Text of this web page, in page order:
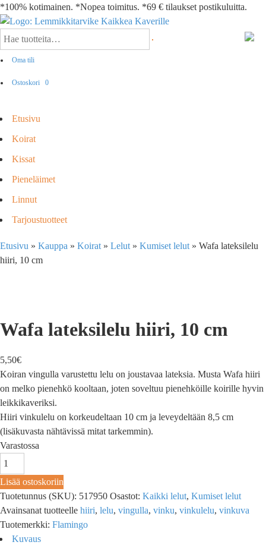
*100% kotimainen. *Nopea toimitus. *69 € tilaukset postikuluitta.
Oma tili
Ostoskori 0
Etusivu
Koirat
Kissat
Pieneläimet
Linnut
Tarjoustuotteet
Etusivu » Kauppa » Koirat » Lelut » Kumiset lelut » Wafa lateksilelu
hiiri, 10 cm
Wafa lateksilelu hiiri, 10 cm
5,50€
Koiran vingulla varustettu lelu on joustavaa lateksia. Musta Wafa hiiri
on melko pienehkö kooltaan, joten soveltuu pienehköille koirille hyvin
leikkikaveriksi.
Hiiri vinkulelu on korkeudeltaan 10 cm ja leveydeltään 8,5 cm
(lisäkuvasta nähtävissä mitat tarkemmin).
Varastossa
Lisää ostoskoriin
Tuotetunnus (SKU): 517950 Osastot: Kaikki lelut, Kumiset lelut
Avainsanat tuotteelle hiiri, lelu, vingulla, vinku, vinkulelu, vinkuva
Tuotemerkki: Flamingo
Kuvaus